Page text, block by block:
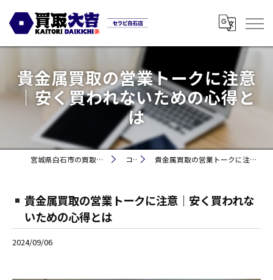
貴金属買取の営業トークに注意
｜安く買われないための心得と
は
宮城県白石市の買取なら買取大吉セラビ白石店 コラム 貴金属買取の営業トークに注意｜安く買われないための心得とは
貴金属買取の営業トークに注意｜安く買われな
いための心得とは
2024/09/06